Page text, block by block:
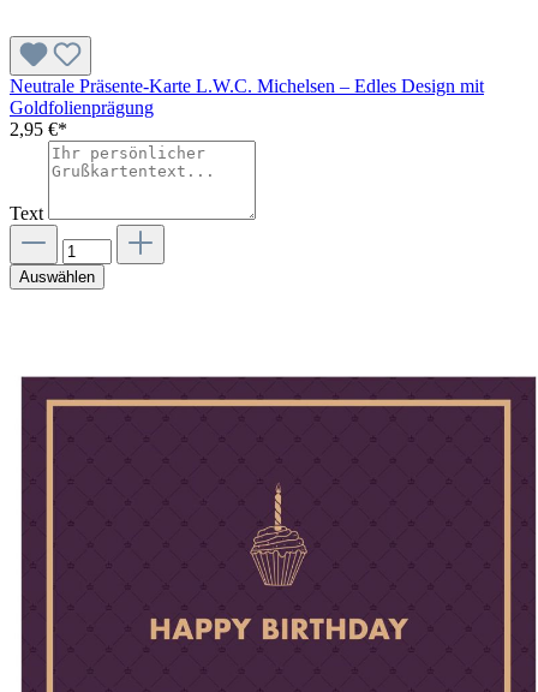
Neutrale Präsente-Karte L.W.C. Michelsen – Edles Design mit
Goldfolienprägung
2,95 €*
Text
Auswählen